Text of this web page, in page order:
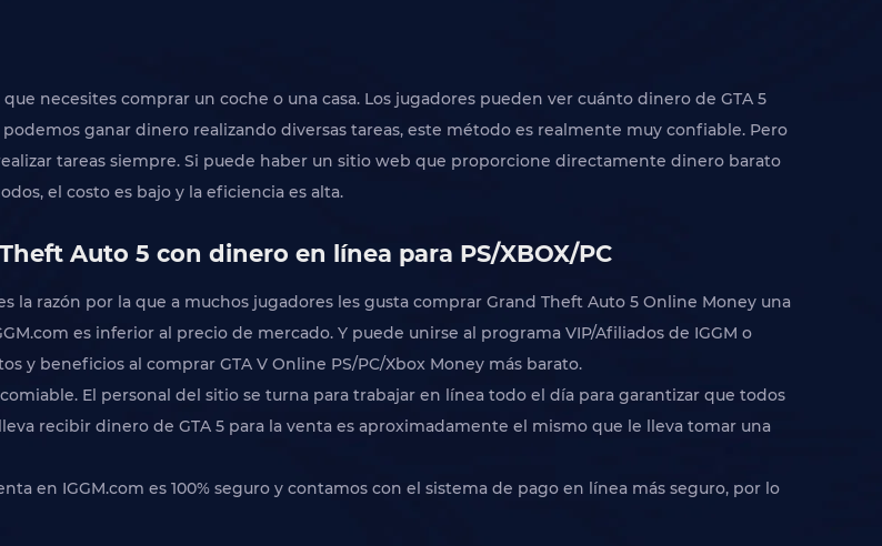
necesites comprar un coche o una casa. Los jugadores pueden ver cuánto dinero de GTA 5
ganar dinero realizando diversas tareas, este método es realmente muy confiable. Pero
tareas siempre. Si puede haber un sitio web que proporcione directamente dinero barato
el costo es bajo y la eficiencia es alta.
Auto 5 con dinero en línea para PS/XBOX/PC
la razón por la que a muchos jugadores les gusta comprar Grand Theft Auto 5 Online Money una
es inferior al precio de mercado. Y puede unirse al programa VIP/Afiliados de IGGM o
y beneficios al comprar GTA V Online PS/PC/Xbox Money más barato.
El personal del sitio se turna para trabajar en línea todo el día para garantizar que todos
recibir dinero de GTA 5 para la venta es aproximadamente el mismo que le lleva tomar una
en IGGM.com es 100% seguro y contamos con el sistema de pago en línea más seguro, por lo